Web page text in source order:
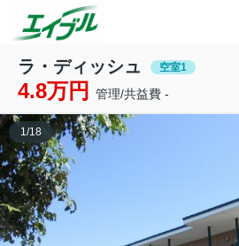
ラ・ディッシュ 空室1
4.8万円 管理/共益費 -
1/18